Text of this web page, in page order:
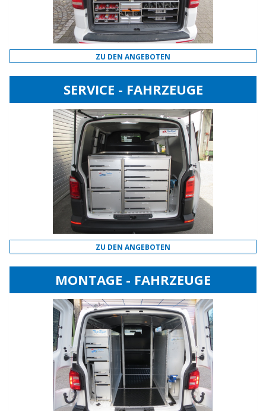
ZU DEN ANGEBOTEN
SERVICE - FAHRZEUGE
ZU DEN ANGEBOTEN
MONTAGE - FAHRZEUGE